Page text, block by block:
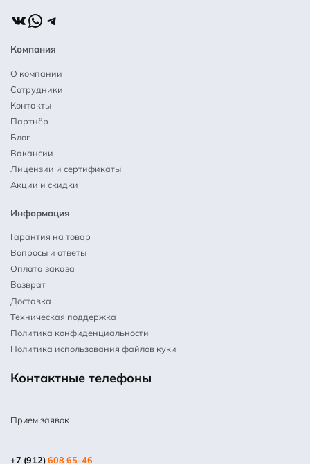
ВКонтакте
WhatsApp
Telegram
Компания
О компании
Сотрудники
Контакты
Партнёр
Блог
Вакансии
Лицензии и сертификаты
Акции и скидки
Информация
Гарантия на товар
Вопросы и ответы
Оплата заказа
Возврат
Доставка
Техническая поддержка
Политика конфиденциальности
Политика использования файлов куки
Контактные телефоны
Прием заявок
+7 (912)608 65-46